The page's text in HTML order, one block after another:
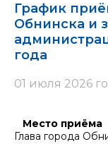
График
Обнинска и
года
01 июля 2026
Место приёма
Глава города